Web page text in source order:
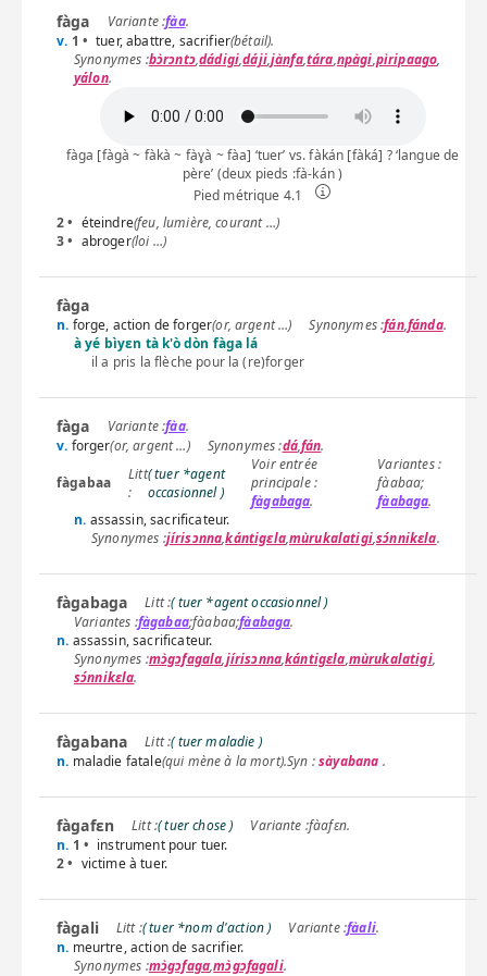
fàga fàa.
v. 1 • tuer, abattre, sacrifier(bétail).
bɔ̀rɔntɔ,dádigi,dáji,jànfa,tára,npàgi,pìripaago,
yálon.
fàga [fàgà ~ fàkà ~ fàɣà ~ fàa] ‘tuer’ vs. fàkán [fàká] ? ‘langue de
père’ (deux pieds :fà-kán )
Pied métrique 4.1
2 • éteindre(feu, lumière, courant …)
3 • abroger(loi …)
fàga
n. forge, action de forger(or, argent …) fán,fánda.
à yé bìyɛn tà k'ò dòn fàga lá
il a pris la flèche pour la (re)forger
fàga fàa.
v. forger(or, argent …) dá,fán.
fàgabaa
( tuer *agent
occasionnel )
fàgabaga.
fàabaa;
fàabaga.
n. assassin, sacrificateur.
jírisɔnna,kántigɛla,mùrukalatigi,sɔ́nnikɛla.
fàgabaga
( tuer *agent occasionnel )
fàgabaa;fàabaa;fàabaga.
n. assassin, sacrificateur.
mɔ̀gɔfagala,jírisɔnna,kántigɛla,mùrukalatigi,
sɔ́nnikɛla.
fàgabana
( tuer maladie )
n. maladie fatale(qui mène à la mort).Syn :sàyabana .
fàgafɛn ( tuer chose ) fàafɛn.
n. 1 • instrument pour tuer.
2 • victime à tuer.
fàgali ( tuer *nom d'action ) fàali.
n. meurtre, action de sacrifier.
mɔ̀gɔfaga,mɔ̀gɔfagali.